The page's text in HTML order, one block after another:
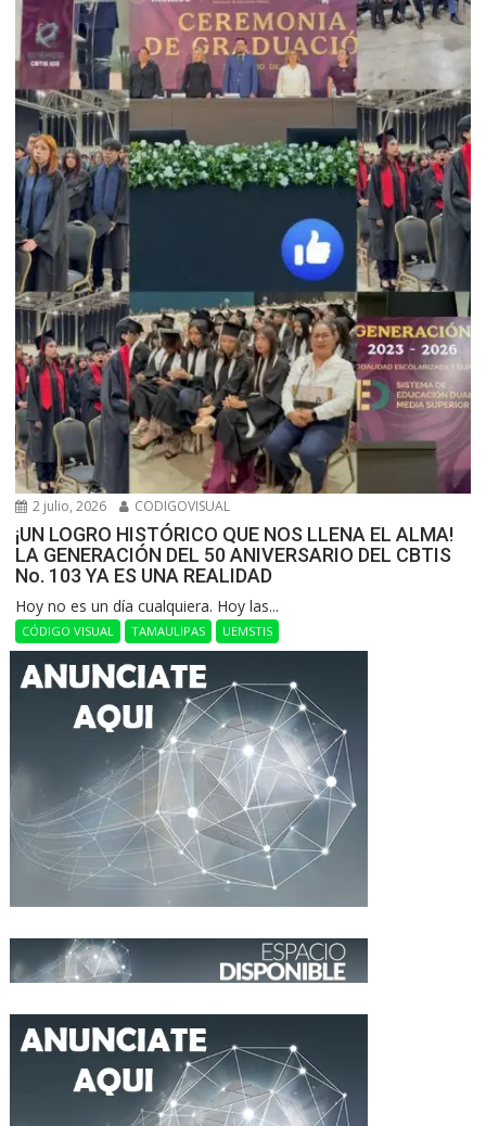
2 julio, 2026 CODIGOVISUAL
¡UN LOGRO HISTÓRICO QUE NOS LLENA EL ALMA!
LA GENERACIÓN DEL 50 ANIVERSARIO DEL CBTIS
No. 103 YA ES UNA REALIDAD
Hoy no es un día cualquiera. Hoy las...
CÓDIGO VISUAL TAMAULIPAS UEMSTIS